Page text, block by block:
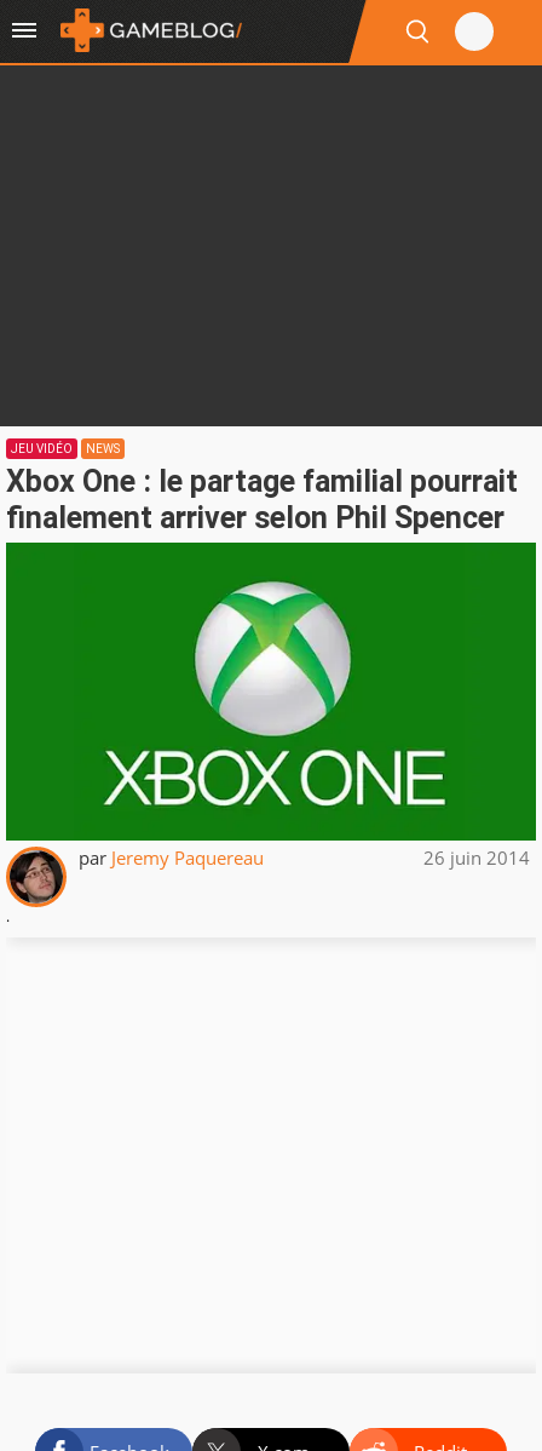
JEU VIDÉO NEWS
Xbox One : le partage familial pourrait
finalement arriver selon Phil Spencer
par Jeremy Paquereau 26 juin 2014
.